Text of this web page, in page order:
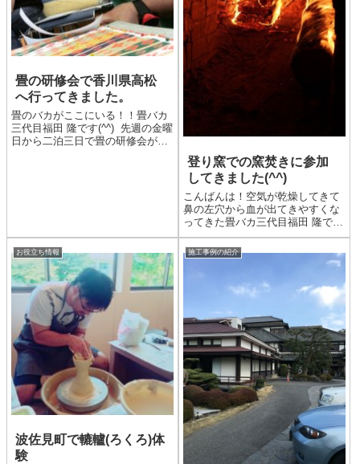
畳の研修会で香川県高松
へ行ってきました。
畳のバカがここにいる！！畳バカ
三代目福田 隆です(^^) 先週の金曜
日から二泊三日で畳の研修会があ
登り窯での窯焚きに参加
してきました(^^)
こんばんは！空気が乾燥してきて
鼻の左穴から血が出てきやすくな
ってきた畳バカ三代目福田 隆です
(^^) 土曜日の早朝から日曜日の午
前中にかけて、波佐見町のやきも
の公園内にある登り窯での窯焚き
ろ)体験でお世話にな...
お役立ち情報
波佐見町で轆轤(ろくろ)体
験
施工事例の紹介